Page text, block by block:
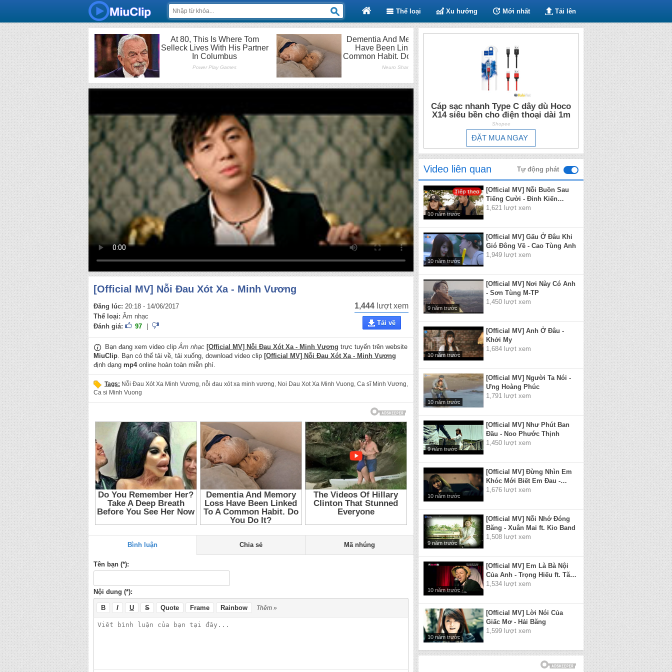
Thể loại Xu hướng Mới nhất Tải lên
[Official MV] Nỗi Đau Xót Xa - Minh Vương
Đăng lúc: 20:18 - 14/06/2017
Thể loại: Âm nhạc
Đánh giá:
97
1,444 lượt xem
Tải về
Bạn đang xem video clipÂm nhạc [Official MV] Nỗi Đau Xót Xa - Minh Vương trực tuyến trên website
MiuClip. Bạn có thể tải về, tải xuống, download video clip [Official MV] Nỗi Đau Xót Xa - Minh Vương
định dạng mp4online hoàn toàn miễn phí.
Tags: Nỗi Đau Xót Xa Minh Vương, nỗi đau xót xa minh vương, Noi Dau Xot Xa Minh Vuong, Ca sĩ Minh Vương,
Ca si Minh Vuong
Bình luận Chia sẻ Mã nhúng
Tên bạn (*):
Nội dung (*):
B I U S Quote Frame Rainbow Thêm »
Cáp sạc nhanh Type C dây dù Hoco
X14 siêu bền cho điện thoại dài 1m
Shopee
ĐẶT MUA NGAY
Video liên quan Tự động phát
Tiếp theo
10 năm trước
[Official MV] Nỗi Buồn Sau
Tiếng Cười - Đinh Kiến
Phong
1,621 lượt xem
10 năm trước
[Official MV] Gấu Ở Đâu Khi
Gió Đông Về - Cao Tùng Anh
1,949 lượt xem
9 năm trước
[Official MV] Nơi Này Có Anh
- Sơn Tùng M-TP
1,450 lượt xem
10 năm trước
[Official MV] Anh Ở Đâu -
Khởi My
1,684 lượt xem
10 năm trước
[Official MV] Người Ta Nói -
Ưng Hoàng Phúc
1,791 lượt xem
9 năm trước
[Official MV] Như Phút Ban
Đầu - Noo Phước Thịnh
1,450 lượt xem
10 năm trước
[Official MV] Đừng Nhìn Em
Khóc Mới Biết Em Đau -
Wendy Thảo
1,676 lượt xem
9 năm trước
[Official MV] Nỗi Nhớ Đóng
Băng - Xuân Mai ft. Kio Band
1,508 lượt xem
10 năm trước
[Official MV] Em Là Bà Nội
Của Anh - Trọng Hiếu ft. Tăng
Nhật Tuệ
1,534 lượt xem
10 năm trước
[Official MV] Lời Nói Của
Giấc Mơ - Hải Băng
1,599 lượt xem